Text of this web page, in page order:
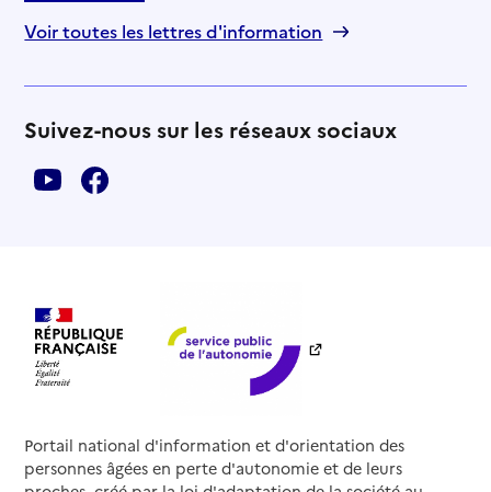
Voir toutes les lettres d'information
Suivez-nous sur les réseaux sociaux
Portail national d'information et d'orientation des
personnes âgées en perte d'autonomie et de leurs